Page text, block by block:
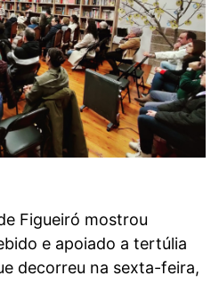
Figueiró mostrou
e apoiado a tertúlia
decorreu na sexta-feira,